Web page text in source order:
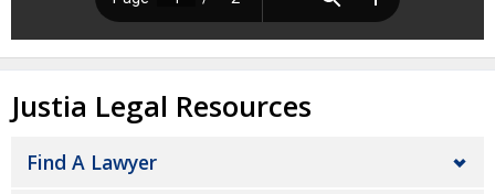
Justia Legal Resources
Find A Lawyer